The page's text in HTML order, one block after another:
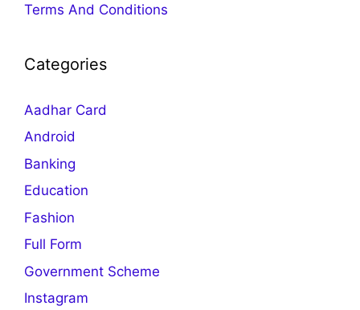
Terms And Conditions
Categories
Aadhar Card
Android
Banking
Education
Fashion
Full Form
Government Scheme
Instagram